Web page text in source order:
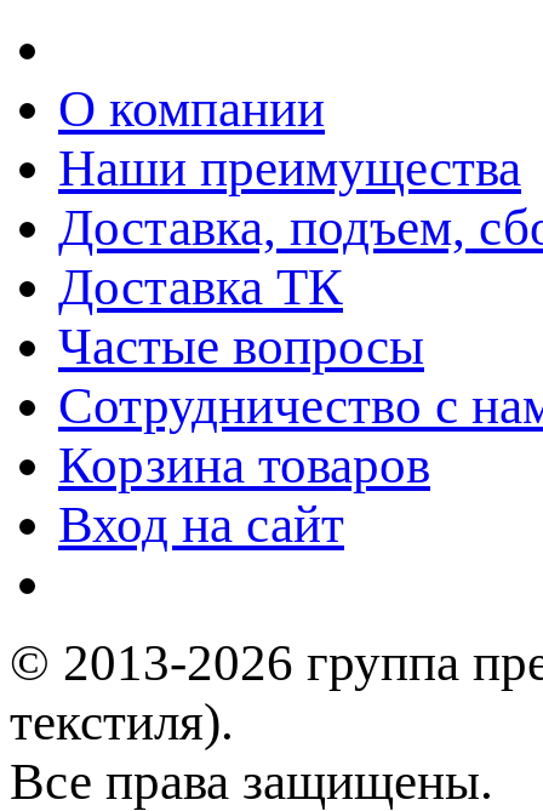
О компании
Наши преимущества
Доставка, подъем,
Доставка ТК
Частые вопросы
Сотрудничество с
Корзина товаров
Вход на сайт
© 2013-2026 группа
текстиля).
Все права защищены.